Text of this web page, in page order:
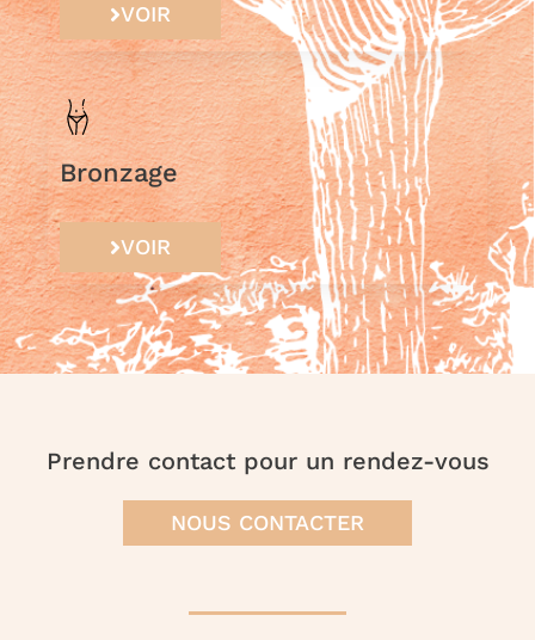
VOIR
Bronzage
VOIR
Prendre contact pour un rendez-vous
NOUS CONTACTER